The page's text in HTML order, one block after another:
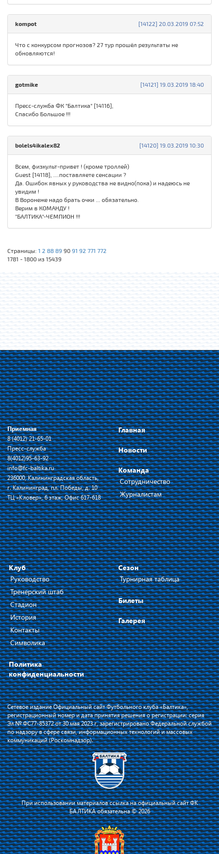
[14122] 20.03.2019 07:52
kompot
Что с конкурсом прогнозов? 27 тур прошёл результаты не
обновляются!
[14121] 19.03.2019 18:40
gotmike
Пресс-служба ФК "Балтика" [14116],
Спасибо Большое !!!
[14120] 19.03.2019 10:30
bolels4ikalex82
Всем, физкульт-привет ! (кроме троллей)
Guest [14118], ....поставляете сенсации ?
Да. Ошибок явных у руководства не видно(пока) и надеюсь не
увидим !
В Воронеже надо брать очки ... обязательно.
Верим в КОМАНДУ !
"БАЛТИКА"-ЧЕМПИОН !!!
Страницы: 1 2 88 89 90 91 92 771 772
1781 - 1800 из 15439
Приемная
8 (4012) 21-65-01
Пресс-служба
8(4012)95-63-92
info@fc-baltika.ru
236000, Калининградская область,
г. Калининград, пл. Победы, д. 10
ТЦ «Кловер», 6 этаж, Офис 617-618
Главная
Новости
Команда
Сотрудничество
Журналистам
Клуб
Руководство
Тренерский штаб
Стадион
История
Контакты
Символика
Политика
конфиденциальности
Сезон
Турнирная таблица
Билеты
Галерея
Сетевое издание Официальный сайт Футбольного клуба «Балтика»,
регистрационный номер и дата принятия решения о регистрации: серия
Эл № ФС77-85372 от 30 мая 2023 г, зарегистрировано Федеральной службой
по надзору в сфере связи, информационных технологий и массовых
коммуникаций (Роскомнадзор).
При использовании материалов ссылка на официальный сайт ФК
БАЛТИКА обязательна © 2026